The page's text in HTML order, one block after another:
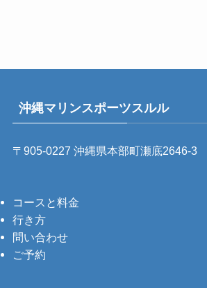
沖縄マリンスポーツスルル
〒905-0227 沖縄県本部町瀬底2646-
コースと料金
行き方
問い合わせ
ご予約